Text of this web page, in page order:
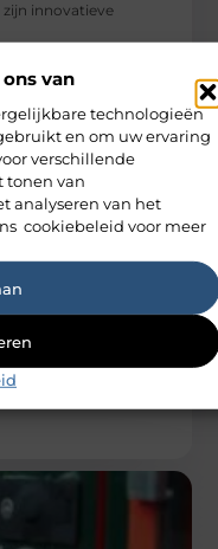
van
technologieën
en om uw ervaring
verschillende
tonen van
analyseren van het
cookiebeleid voor meer
innovatieve
Nee, dit is geen
de fascinerende